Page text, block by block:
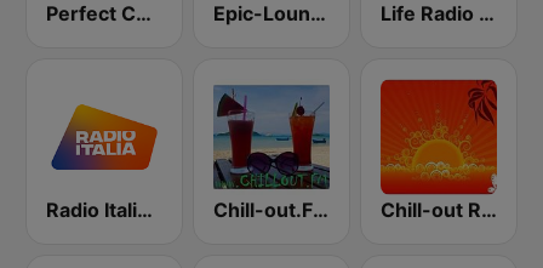
Perfect Chillout Epic-Lounge - Chillout Lounge Life Radio Chill Out
Radio Italia solomusicaitaliana Chill-out.FM Chill-out Radio